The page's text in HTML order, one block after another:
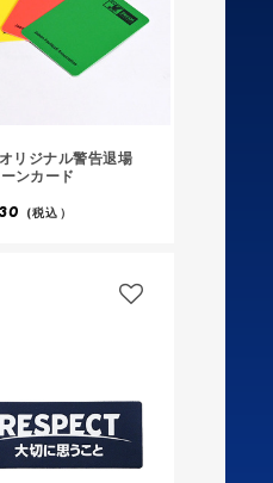
リジナル警告退場
ンカード
(税込）